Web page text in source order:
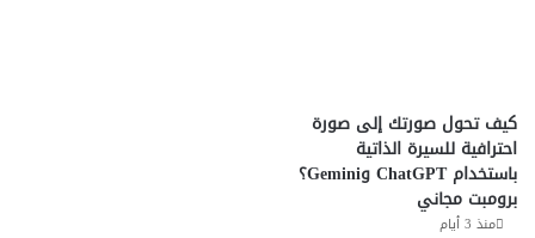
كيف تحول صورتك إلى صورة
احترافية للسيرة الذاتية
باستخدام ChatGPT وGemini؟
برومبت مجاني
منذ 3 أيام